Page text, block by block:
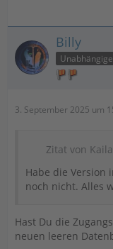
Billy
3. September 2025 um
Zitat von
Habe die
noch nicht. Alles
Hast Du die
neuen leeren